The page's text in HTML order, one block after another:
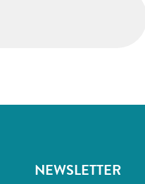
NEWSLETTER